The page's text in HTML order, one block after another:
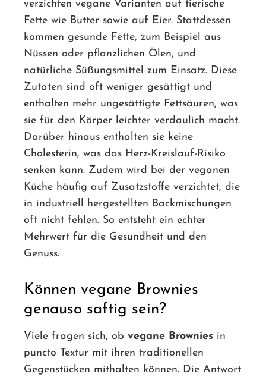
verzichten vegane Varianten auf tierische
Fette wie Butter sowie auf Eier. Stattdessen
kommen gesunde Fette, zum Beispiel aus
Nüssen oder pflanzlichen Ölen, und
natürliche Süßungsmittel zum Einsatz. Diese
Zutaten sind oft weniger gesättigt und
enthalten mehr ungesättigte Fettsäuren, was
sie für den Körper leichter verdaulich macht.
Darüber hinaus enthalten sie keine
Cholesterin, was das Herz-Kreislauf-Risiko
senken kann. Zudem wird bei der veganen
Küche häufig auf Zusatzstoffe verzichtet, die
in industriell hergestellten Backmischungen
oft nicht fehlen. So entsteht ein echter
Mehrwert für die Gesundheit und den
Genuss.
Können vegane Brownies
genauso saftig sein?
Viele fragen sich, ob vegane Brownies in
puncto Textur mit ihren traditionellen
Gegenstücken mithalten können. Die Antwort